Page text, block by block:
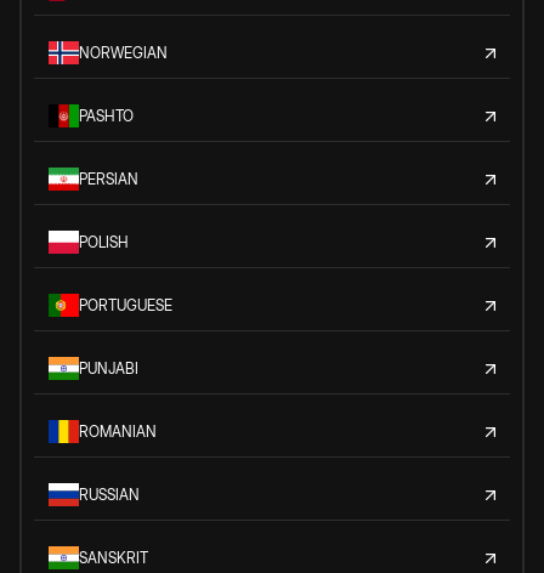
NORWEGIAN
PASHTO
PERSIAN
POLISH
PORTUGUESE
PUNJABI
ROMANIAN
RUSSIAN
SANSKRIT